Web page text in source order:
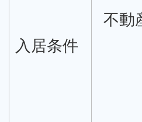
入居条件
不動